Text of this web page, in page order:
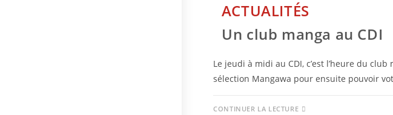
ACTUALITÉS
Un club manga au CDI
Le jeudi à midi au CDI, c’est l’heure du
sélection Mangawa pour ensuite pouvoir
CONTINUER LA LECTURE